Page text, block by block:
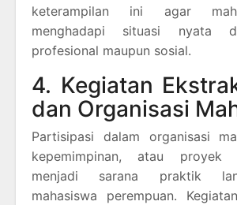
keterampilan ini agar
menghadapi situasi nyata
profesional maupun sosial.
4. Kegiatan
dan Organisasi
Partisipasi dalam organisasi
kepemimpinan, atau proyek
menjadi sarana praktik
mahasiswa perempuan.